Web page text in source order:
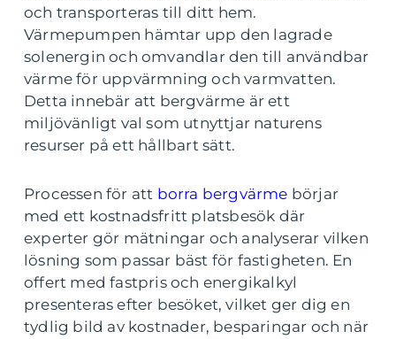
och transporteras till ditt hem.
Värmepumpen hämtar upp den lagrade
solenergin och omvandlar den till användbar
värme för uppvärmning och varmvatten.
Detta innebär att bergvärme är ett
miljövänligt val som utnyttjar naturens
resurser på ett hållbart sätt.
Processen för att borra bergvärme börjar
med ett kostnadsfritt platsbesök där
experter gör mätningar och analyserar vilken
lösning som passar bäst för fastigheten. En
offert med fastpris och energikalkyl
presenteras efter besöket, vilket ger dig en
tydlig bild av kostnader, besparingar och när